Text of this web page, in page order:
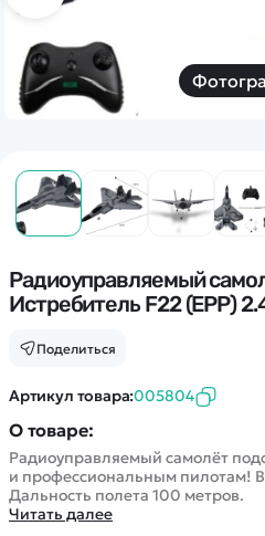
Радиоуправляемый
Истребитель F22 (EPP)
Поделиться
Артикул товара:005804
О товаре:
Радиоуправляемый самолёт
и профессиональным пилотам!
Дальность полета 100 метров.
Читать далее
Дополнительный способ связи
Есть вопрос? Можем
Наши соцсети:
Каталог
Квадрокоптеры
Машинки
Танки
Вертолеты
Информация
Оптовые продажи
Блог
Покупателю